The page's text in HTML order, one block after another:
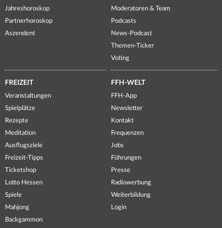
Jahreshoroskop
Partnerhoroskop
Aszendent
Moderatoren & Team
Podcasts
News-Podcast
Themen-Ticker
Voting
FREIZEIT
Veranstaltungen
Spielplätze
Rezepte
Meditation
Ausflugsziele
Freizeit-Tipps
Ticketshop
Lotto Hessen
Spiele
Mahjong
Backgammon
FFH-WELT
FFH-App
Newsletter
Kontakt
Frequenzen
Jobs
Führungen
Presse
Radiowerbung
Weiterbildung
Login